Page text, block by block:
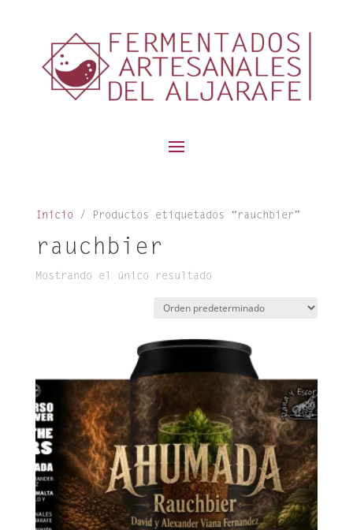
Inicio / Productos etiquetados “rauchbier”
rauchbier
Mostrando el único resultado